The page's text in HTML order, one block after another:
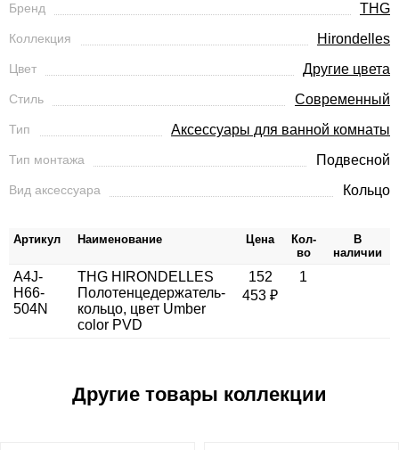
Бренд THG
Коллекция Hirondelles
Цвет Другие цвета
Стиль Современный
Тип Аксессуары для ванной комнаты
Тип монтажа Подвесной
Вид аксессуара Кольцо
Артикул Наименование Цена
Кол-
во
В
наличии
A4J-
H66-
504N
THG HIRONDELLES
Полотенцедержатель-
кольцо, цвет Umber
color PVD
152
453 ₽
1